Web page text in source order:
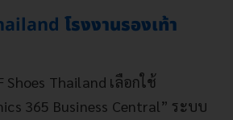
ailand โรงงานรองเท้า
Shoes Thailand เลือกใช้
365 Business Central” ระบบ